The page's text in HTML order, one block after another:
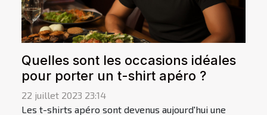
Quelles sont les occasions idéales
pour porter un t-shirt apéro ?
22 juillet 2023 23:14
Les t-shirts apéro sont devenus aujourd'hui une